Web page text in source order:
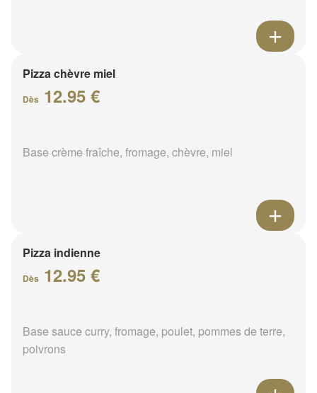
Pizza chèvre miel
Dès 12.95 €
Base crème fraîche, fromage, chèvre, miel
Pizza indienne
Dès 12.95 €
Base sauce curry, fromage, poulet, pommes de terre,
poivrons